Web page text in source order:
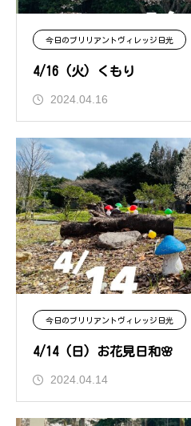
今日のブリリアントヴィレッジ日光
4/16 (火) くもり
2024.04.16
今日のブリリアントヴィレッジ日光
4/14 (日) お花見日和🌸
2024.04.14